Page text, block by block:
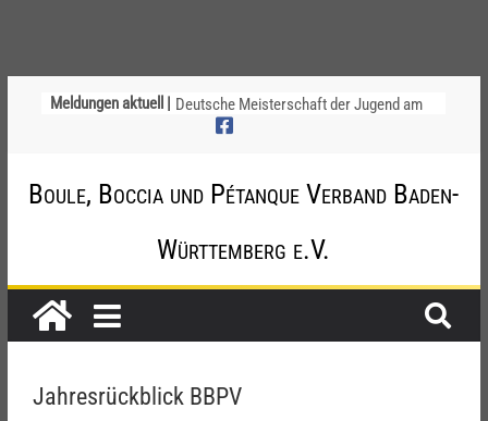
Meldungen aktuell | Deutsche Meisterschaft der Jugend am
12. / 13. September 2026 – die
am 20.09.2026
2026
Chinesische Austauschüler*innen im 10.
Jahr beim TSV Badenia Feudenheim
Boule, Boccia und Pétanque Verband Baden-
Württemberg e.V.
Jahresrückblick BBPV